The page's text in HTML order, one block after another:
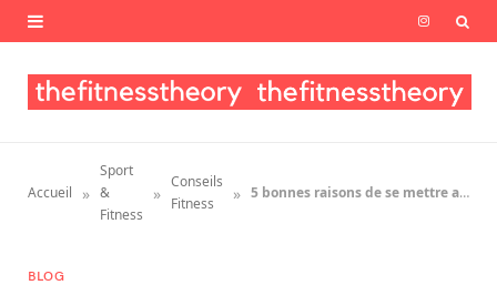
I
s
a
Accueil »
Sport
&
Fitness
»
Conseils
Fitness
» 5 bonnes raisons de se mettre au yoga (comme se faire du bien au corps et à la tete !)
BLOG